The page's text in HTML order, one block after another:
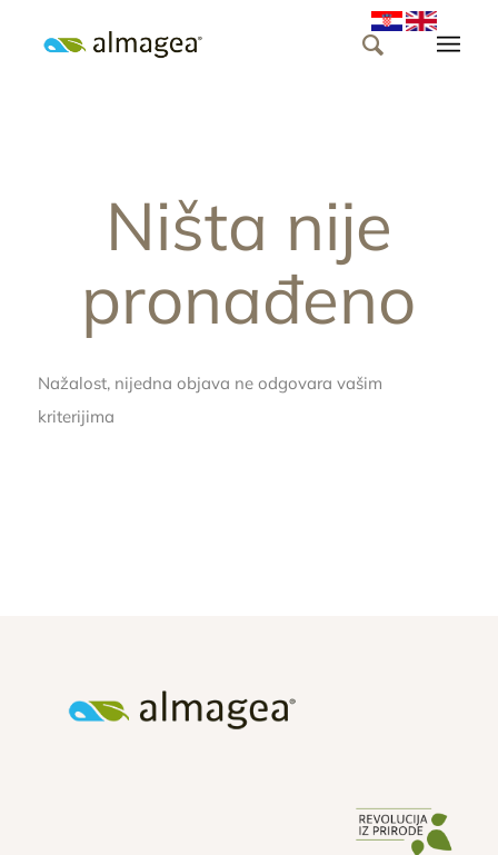
Ništa nije
pronađeno
Nažalost, nijedna objava ne odgovara vašim
kriterijima